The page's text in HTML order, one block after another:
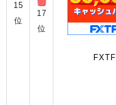
15
位
17
位
FXTF